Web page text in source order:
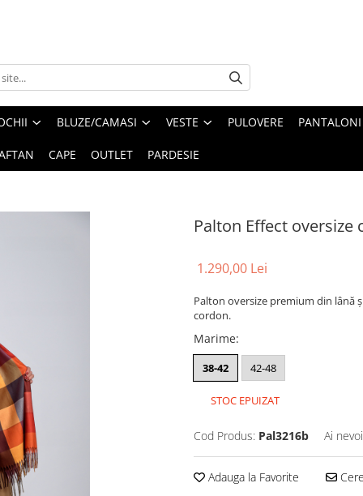
BLUZE/CAMASI VESTE PULOVERE PANTALONI
CAPE OUTLET PARDESIE
Palton Effect oversize
1.290,00 Lei
Palton oversize premium din lână
cordon.
Marime:
38-42 42-48
STOC EPUIZAT
Cod Produs: Pal3216b Ai
Adauga la Favorite